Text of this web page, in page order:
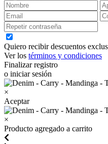
Quiero recibir descuentos
Ver los términos y condiciones
Finalizar registro
o iniciar sesión
×
Aceptar
×
Producto agregado a carrito